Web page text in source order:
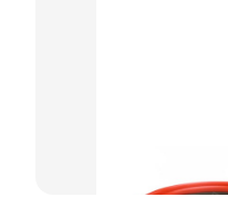
星型双